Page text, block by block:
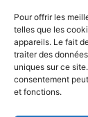
Pour offrir les
telles que les
appareils. Le fait
traiter des
uniques sur ce
consentement
et fonctions.